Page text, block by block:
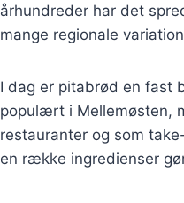
århundreder har det
mange regionale
I dag er pitabrød en fast
populært i Mellemøsten,
restauranter og som
en række ingredienser